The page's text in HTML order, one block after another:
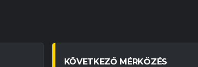
KÖVETKEZŐ MÉRKŐZÉS